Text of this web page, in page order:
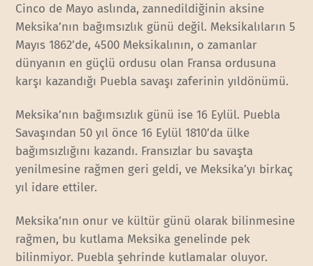
Cinco de Mayo aslında, zannedildiğinin aksine
Meksika’nın bağımsızlık günü değil. Meksikalıların 5
Mayıs 1862’de, 4500 Meksikalının, o zamanlar
dünyanın en güçlü ordusu olan Fransa ordusuna
karşı kazandığı Puebla savaşı zaferinin yıldönümü.
Meksika’nın bağımsızlık günü ise 16 Eylül. Puebla
Savaşından 50 yıl önce 16 Eylül 1810’da ülke
bağımsızlığını kazandı. Fransızlar bu savaşta
yenilmesine rağmen geri geldi, ve Meksika’yı birkaç
yıl idare ettiler.
Meksika’nın onur ve kültür günü olarak bilinmesine
rağmen, bu kutlama Meksika genelinde pek
bilinmiyor. Puebla şehrinde kutlamalar oluyor.